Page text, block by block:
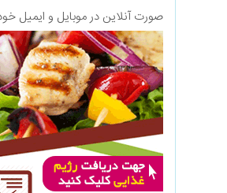
صورت آنلاین در موبایل و ایمیل